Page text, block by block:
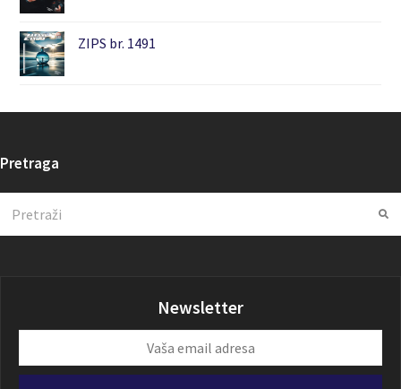
ZIPS br. 1491
Pretraga
Newsletter
email